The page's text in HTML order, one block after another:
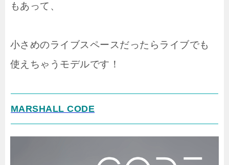
もあって、
小さめのライブスペースだったらライブでも
使えちゃうモデルです！
MARSHALL CODE